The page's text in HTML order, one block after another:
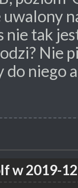
nie tak
Nie
niego
w 2019-